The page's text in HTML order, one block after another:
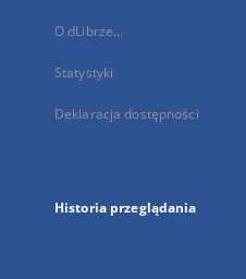
O dLibrze...
Statystyki
Deklaracja dostępności
Historia przeglądania